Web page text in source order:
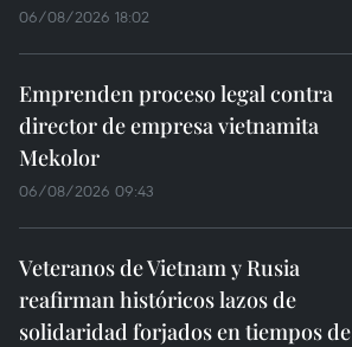
06/08/2026 18:02
Emprenden proceso legal contra
director de empresa vietnamita
Mekolor
06/08/2026 09:43
Veteranos de Vietnam y Rusia
reafirman históricos lazos de
solidaridad forjados en tiempos de